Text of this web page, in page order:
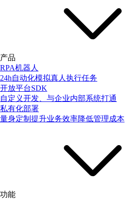
产品
RPA机器人
24h自动化模拟真人执行任务
开放平台SDK
自定义开发、与企业内部系统打通
私有化部署
量身定制提升业务效率降低管理成本
功能